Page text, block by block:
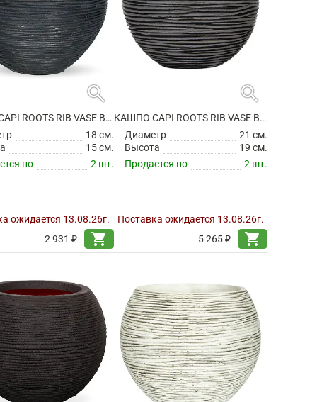
search
КАШПО CAPI ROOTS RIB VASE BALL BLACK
18 см.
15 см.
по
2 шт.
ожидается 13.08.26г.
2 931 ₽
shopping_cart
search
КАШПО CAPI ROOTS RIB VASE BALL BLACK
Диаметр
21 см.
Высота
19 см.
Продается по
2 шт.
Поставка ожидается 13.08.26г.
5 265 ₽
shopping_cart